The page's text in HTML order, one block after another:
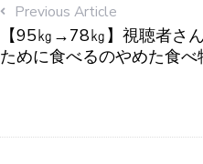
Previous Article
【95㎏→78㎏】視聴者さ
ために食べるのやめた食べ